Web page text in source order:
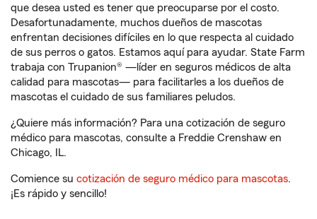
que desea usted es tener que preocuparse por el costo.
Desafortunadamente, muchos dueños de mascotas
enfrentan decisiones difíciles en lo que respecta al cuidado
de sus perros o gatos. Estamos aquí para ayudar. State Farm
trabaja con Trupanion® —líder en seguros médicos de alta
calidad para mascotas— para facilitarles a los dueños de
mascotas el cuidado de sus familiares peludos.
¿Quiere más información? Para una cotización de seguro
médico para mascotas, consulte a Freddie Crenshaw en
Chicago, IL.
Comience su cotización de seguro médico para mascotas.
¡Es rápido y sencillo!